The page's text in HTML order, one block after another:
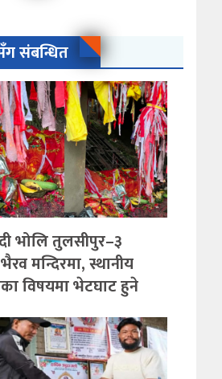
संबन्धित
भोलि तुलसीपुर–३
भैरव मन्दिरमा, स्थानीय
विषयमा भेटघाट हुने